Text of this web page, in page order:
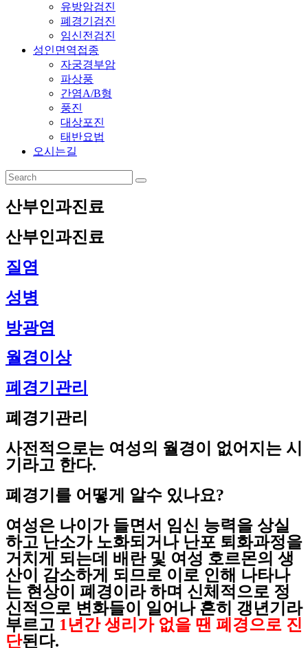
유방암검진
폐경기검진
임신전검진
성인면역접종
자궁경부암
파상풍
간염A/B형
풍진
대상포진
태반요법
오시는길
산부인과진료
산부인과진료
질염
성병
방광염
월경이상
폐경기관리
폐경기관리
사전적으로는 여성의 월경이 없어지는 시
기라고 한다.
폐경기를 어떻게 알수 있나요?
여성은 나이가 들면서 임신 능력을 상실
하고 난소가 노화되거나 난포 퇴화과정을
거치게 되는데 배란 및 여성 호르몬의 생
산이 감소하게 되므로 이로 인해 나타나
는 현상이 폐경이라 하며 신체적으로 정
신적으로 변화들이 일어나 흔히 갱년기라
부르고 1년간 생리가 없을 땐 폐경으로 진
단된다.